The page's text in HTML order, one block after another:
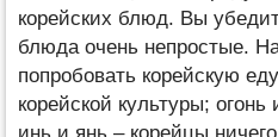
корейских блюд. Вы
блюда очень непростые.
попробовать корейскую
корейской культуры;